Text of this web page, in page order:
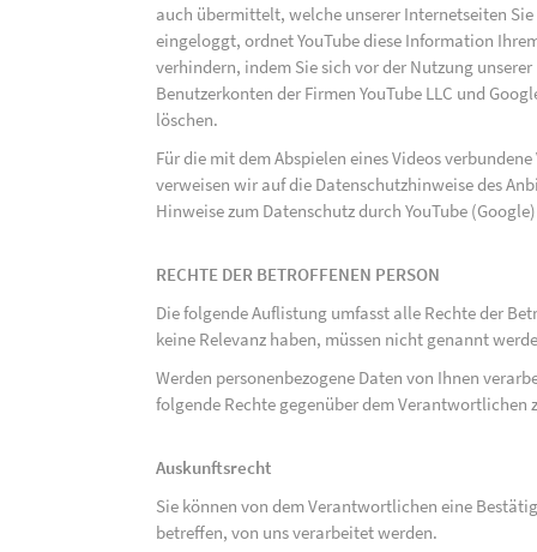
auch übermittelt, welche unserer Internetseiten
eingeloggt, ordnet YouTube diese Information
verhindern, indem Sie sich vor der Nutzung
Benutzerkonten der Firmen YouTube LLC und
löschen.
Für die mit dem Abspielen eines Videos
verweisen wir auf die Datenschutzhinweise des
Hinweise zum Datenschutz durch YouTube
RECHTE DER BETROFFENEN PERSON
Die folgende Auflistung umfasst alle Rechte der
keine Relevanz haben, müssen nicht genannt
Werden personenbezogene Daten von Ihnen
folgende Rechte gegenüber dem Verantwortlichen
Auskunftsrecht
Sie können von dem Verantwortlichen eine
betreffen, von uns verarbeitet werden.